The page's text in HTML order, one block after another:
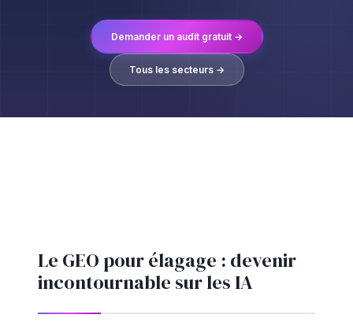
Demander un audit gratuit →
Tous les secteurs →
Le GEO pour élagage : devenir
incontournable sur les IA